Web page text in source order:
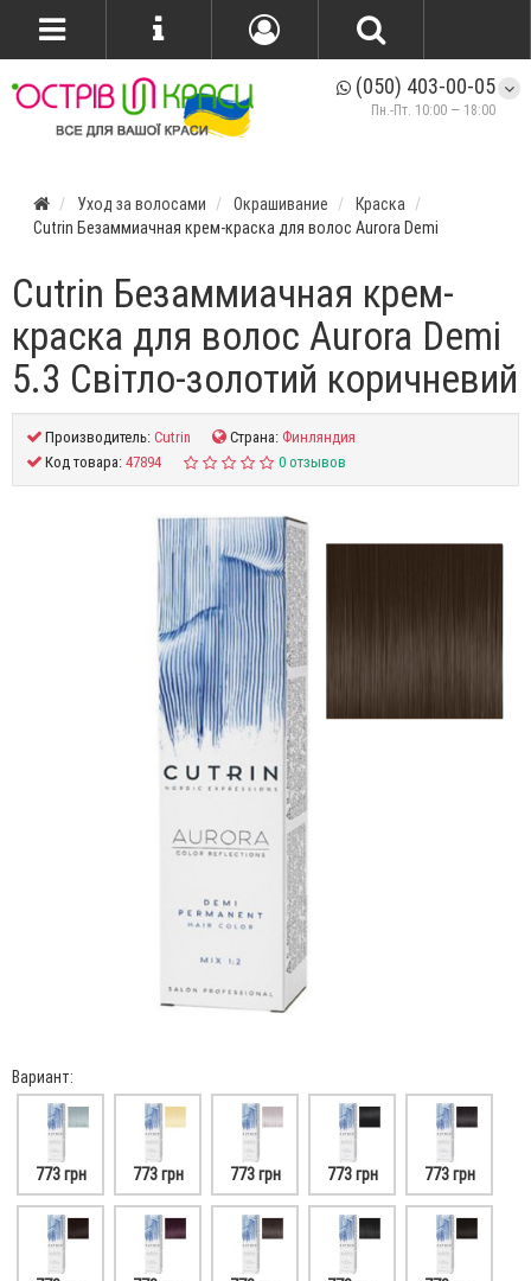
(050) 403-00-05
Пн.-Пт. 10:00 — 18:00
Уход за волосами Окрашивание
Краска
Cutrin Безаммиачная крем-краска для волос Aurora Demi
Cutrin Безаммиачная крем-
краска для волос Aurora Demi
5.3 Світло-золотий коричневий
Производитель:Cutrin Страна: Финляндия
Код товара:47894 0 отзывов
Вариант:
773 грн 773 грн 773 грн 773 грн 773 грн